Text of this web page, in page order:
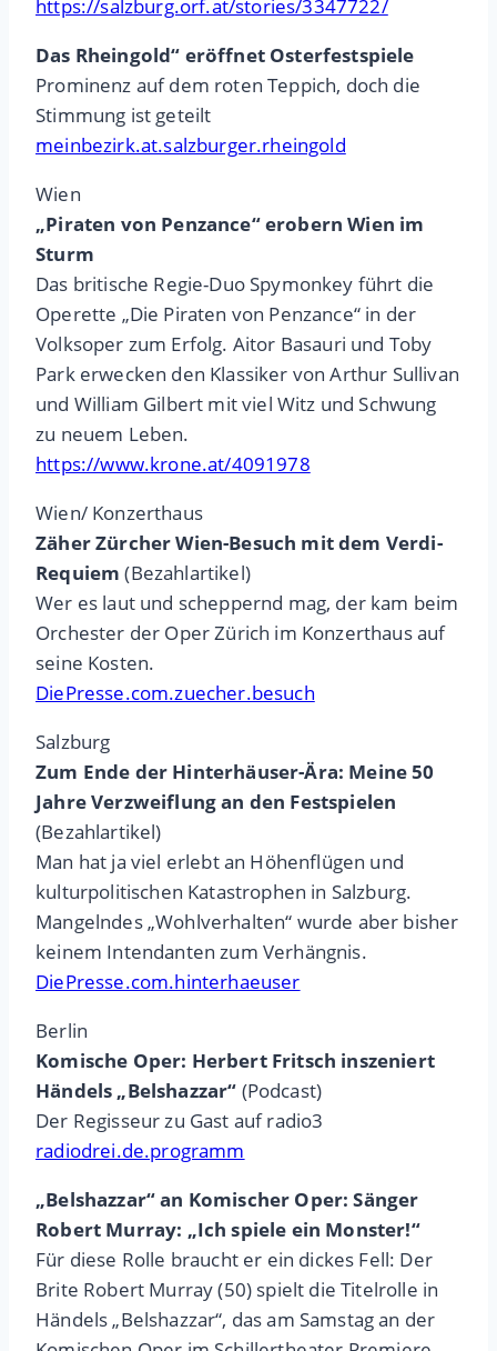
https://salzburg.orf.at/stories/3347722/
Das Rheingold“ eröffnet Osterfestspiele
Prominenz auf dem roten Teppich, doch die
Stimmung ist geteilt
meinbezirk.at.salzburger.rheingold
Wien
„Piraten von Penzance“ erobern Wien im
Sturm
Das britische Regie-Duo Spymonkey führt die
Operette „Die Piraten von Penzance“ in der
Volksoper zum Erfolg. Aitor Basauri und Toby
Park erwecken den Klassiker von Arthur Sullivan
und William Gilbert mit viel Witz und Schwung
zu neuem Leben.
https://www.krone.at/4091978
Wien/ Konzerthaus
Zäher Zürcher Wien-Besuch mit dem Verdi-
Requiem (Bezahlartikel)
Wer es laut und scheppernd mag, der kam beim
Orchester der Oper Zürich im Konzerthaus auf
seine Kosten.
DiePresse.com.zuecher.besuch
Salzburg
Zum Ende der Hinterhäuser-Ära: Meine 50
Jahre Verzweiflung an den Festspielen
(Bezahlartikel)
Man hat ja viel erlebt an Höhenflügen und
kulturpolitischen Katastrophen in Salzburg.
Mangelndes „Wohlverhalten“ wurde aber bisher
keinem Intendanten zum Verhängnis.
DiePresse.com.hinterhaeuser
Berlin
Komische Oper: Herbert Fritsch inszeniert
Händels „Belshazzar“ (Podcast)
Der Regisseur zu Gast auf radio3
radiodrei.de.programm
„Belshazzar“ an Komischer Oper: Sänger
Robert Murray: „Ich spiele ein Monster!“
Für diese Rolle braucht er ein dickes Fell: Der
Brite Robert Murray (50) spielt die Titelrolle in
Händels „Belshazzar“, das am Samstag an der